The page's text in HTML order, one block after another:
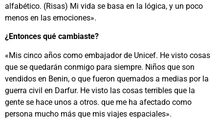
alfabético. (Risas) Mi vida se basa en la lógica, y un poco
menos en las emociones».
¿Entonces qué cambiaste?
«Mis cinco años como embajador de Unicef. He visto cosas
que se quedarán conmigo para siempre. Niños que son
vendidos en Benin, o que fueron quemados a medias por la
guerra civil en Darfur. He visto las cosas terribles que la
gente se hace unos a otros. que me ha afectado como
persona mucho más que mis viajes espaciales».